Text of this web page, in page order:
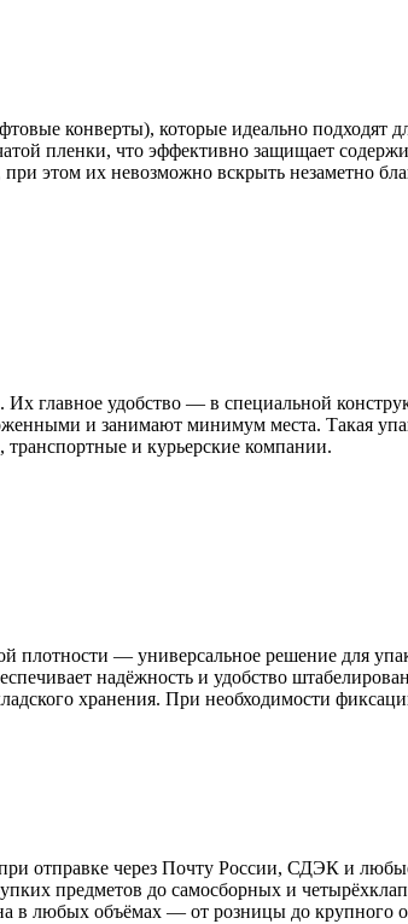
конверты), которые идеально подходят
пленки, что эффективно защищает
этом их невозможно вскрыть незаметно
главное удобство — в специальной
и занимают минимум места. Такая
и курьерские компании.
плотности — универсальное решение для
надёжность и удобство
хранения. При необходимости
при отправке через Почту России, СДЭК и
предметов до самосборных и
в любых объёмах — от розницы до крупного